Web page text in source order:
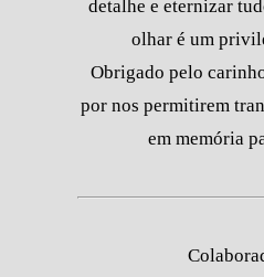
detalhe e eternizar
olhar é um
Obrigado pelo
por nos permitirem
em memória